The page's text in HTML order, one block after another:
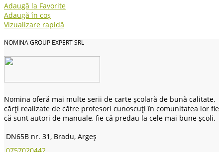
Adaugă la Favorite
Adaugă în coș
Vizualizare rapidă
NOMINA GROUP EXPERT SRL
Nomina oferă mai multe serii de carte școlară de bună calitate,
cărți realizate de către profesori cunoscuți în comunitatea lor fie
că sunt autori de manuale, fie că predau la cele mai bune școli.
DN65B nr. 31, Bradu, Argeș